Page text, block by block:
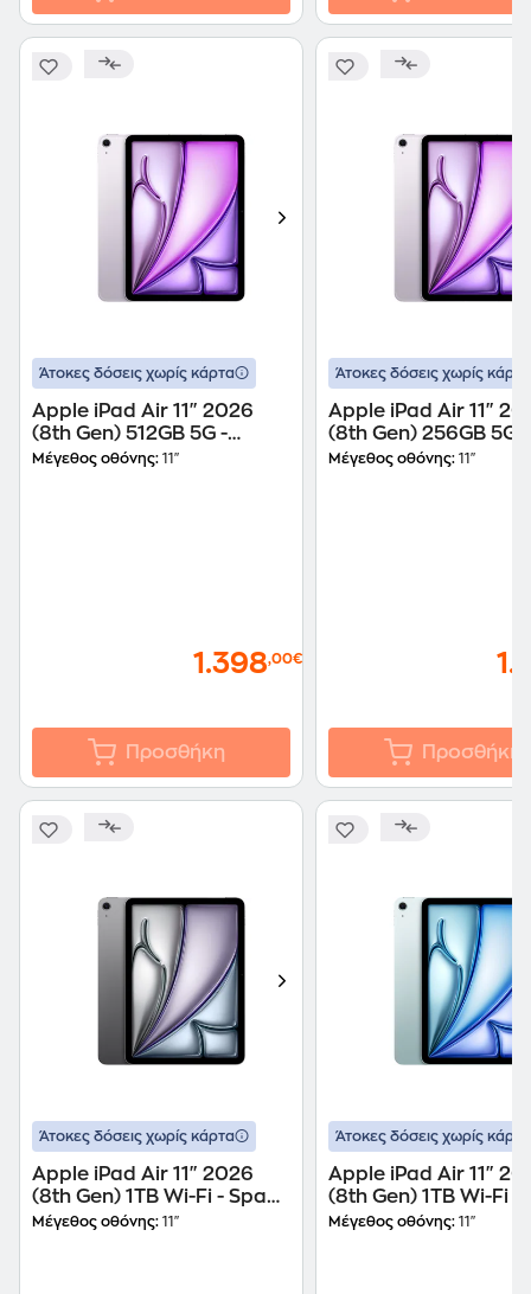
Άτοκες δόσεις χωρίς κάρτα
Apple iPad Air 11" 2026
(8th Gen) 512GB 5G -
Purple
Μέγεθος οθόνης: 11"
1.398,00€
Προσθήκη
Άτοκες δόσεις χωρίς κάρτα
Apple iPad Air 11"
(8th Gen) 256GB 5G -
Purple
Μέγεθος οθόνης: 11"
Προσθήκη
Άτοκες δόσεις χωρίς κάρτα
Apple iPad Air 11" 2026
(8th Gen) 1TB Wi-Fi - Space
Grey
Μέγεθος οθόνης: 11"
Άτοκες δόσεις χωρίς κάρτα
Apple iPad Air 11"
(8th Gen) 1TB Wi-Fi -
Μέγεθος οθόνης: 11"